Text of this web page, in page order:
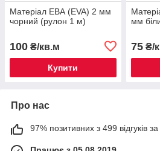
Матеріал ЕВА (EVA) 2 мм
чорний (рулон 1 м)
100 ₴/кв.м
Купити
мм
75₴/
Про нас
97% позитивних з 499 відгуків за